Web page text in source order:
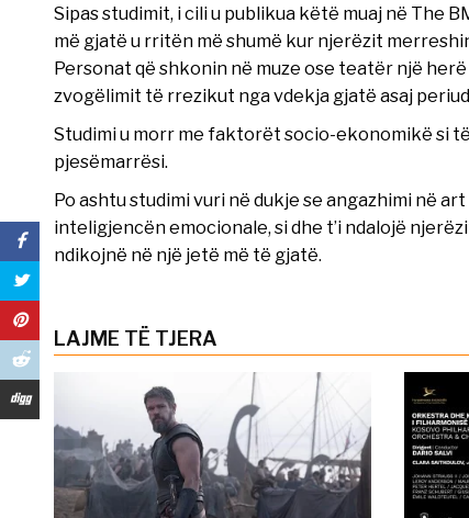
Sipas studimit, i cili u publikua këtë muaj në The
më gjatë u rritën më shumë kur njerëzit
Personat që shkonin në muze ose teatër një
zvogëlimit të rrezikut nga vdekja gjatë asaj
Studimi u morr me faktorët socio-ekonomikë si
pjesëmarrësi.
Po ashtu studimi vuri në dukje se angazhimi në
inteligjencën emocionale, si dhe t’i ndalojë
ndikojnë në një jetë më të gjatë.
LAJME TË TJERA